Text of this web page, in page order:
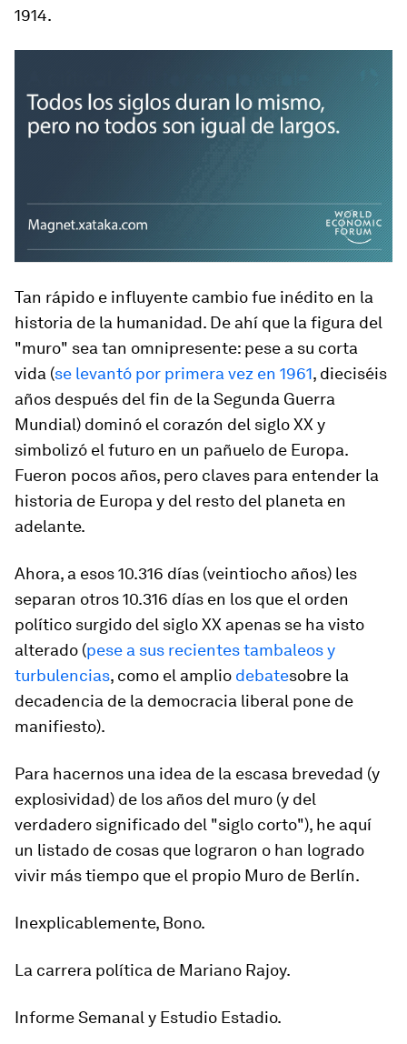
1914.
Tan rápido e influyente cambio fue inédito en la
historia de la humanidad. De ahí que la figura del
"muro" sea tan omnipresente: pese a su corta
vida (se levantó por primera vez en 1961, dieciséis
años después del fin de la Segunda Guerra
Mundial) dominó el corazón del siglo XX y
simbolizó el futuro en un pañuelo de Europa.
Fueron pocos años, pero claves para entender la
historia de Europa y del resto del planeta en
adelante.
Ahora, a esos 10.316 días (veintiocho años) les
separan otros 10.316 días en los que el orden
político surgido del siglo XX apenas se ha visto
alterado (pese a sus recientes tambaleos y
turbulencias, como el amplio debatesobre la
decadencia de la democracia liberal pone de
manifiesto).
Para hacernos una idea de la escasa brevedad (y
explosividad) de los años del muro (y del
verdadero significado del "siglo corto"), he aquí
un listado de cosas que lograron o han logrado
vivir más tiempo que el propio Muro de Berlín.
Inexplicablemente, Bono.
La carrera política de Mariano Rajoy.
Informe Semanaly Estudio Estadio.